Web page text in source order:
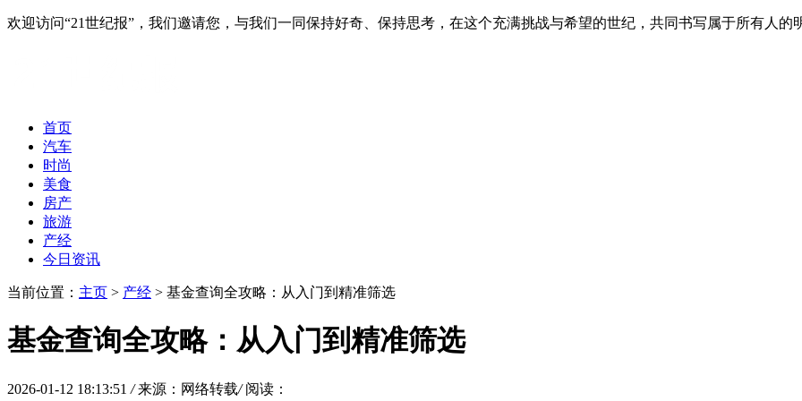
欢迎访问“21世纪报”，我们邀请您，与我们一同保持好奇、保持思考，在这个充满挑战与希望的世纪，共同书写属于所有人的
首页
汽车
时尚
美食
房产
旅游
产经
今日资讯
当前位置： 主页 > 产经 > 基金查询全攻略：从入门到精准筛选
基金查询全攻略：从入门到精准筛选
2026-01-12 18:13:51 / 来源：网络转载/ 阅读：